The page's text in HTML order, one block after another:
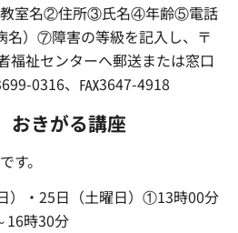
教室名②住所③氏名④年齢⑤電話
名）⑦障害の等級を記入し、〒
福祉センターへ郵送または窓口
0316、℻3647-4918
きがる講座
す。
）・25日（土曜日）①13時00分
16時30分